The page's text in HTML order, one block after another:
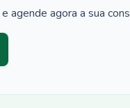
agende agora a sua